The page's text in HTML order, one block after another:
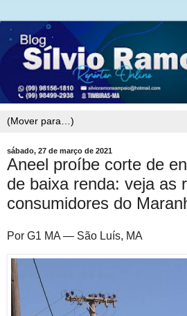
sábado, 27 de março de 2021
Aneel proíbe corte de
de baixa renda: veja as
consumidores do
Por G1 MA— São Luís, MA